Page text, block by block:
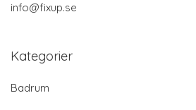
info@fixup.se
Kategorier
Badrum